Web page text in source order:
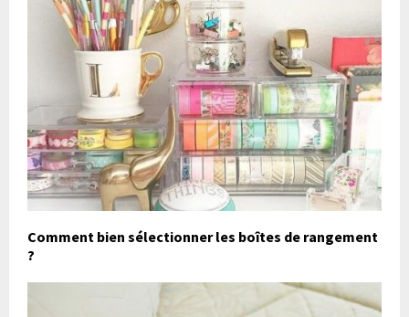
Comment bien sélectionner les boîtes de rangement
?